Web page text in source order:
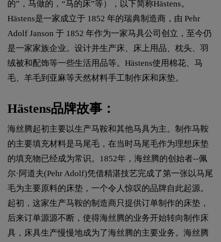
的”，马做的，“马的床”等），以下简称Hästens。
Hästens是一家成立于 1852 年的瑞典制造商，由 Pehr
Adolf Janson 于 1852 年作为一家马具公司创立，至今仍
是一家家族企业。设计并生产床、床上用品、枕头、羽
绒被和配饰等一些生活用品等。Hästens使用棉花、马
毛、羊毛到亚麻等天然材料手工制作床和床垫。
Hästens品牌故事：
海丝腾起初主要以生产马鞍和其他马具为主。制作马鞍
的主要填充材料是马尾毛，在当时马尾毛作为理想床垫
的填充物已经成为常识。1852年，海丝腾的创始者--佩
尔·阿道夫(Pehr Adolf)凭借精湛技艺完成了第一张以马尾
毛为主要原料的床垫，一个令人惊叹的品牌自此起源。
起初，这家生产马鞍的制造商只提供订单制作的床垫，
后来订单源源不断，使得海丝腾的业务开始转向制作床
具，床具生产慢慢地成为了海丝腾的主要业务。海丝腾